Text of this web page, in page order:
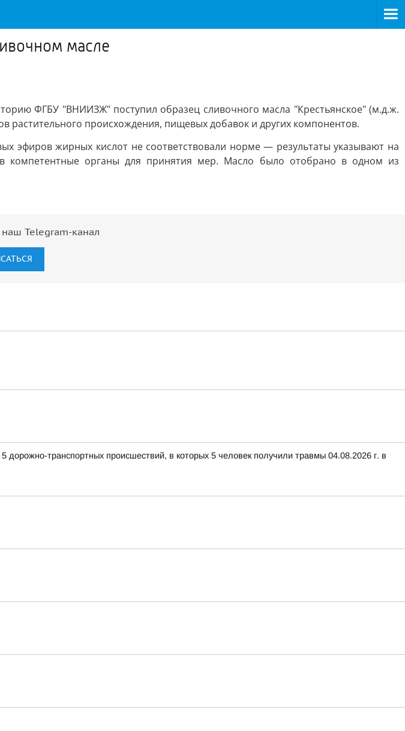
масле
ФГБУ "ВНИИЗЖ" поступил образец сливочного масла "Крестьянское" (м.д.ж.
растительного происхождения, пищевых добавок и других компонентов.
эфиров жирных кислот не соответствовали норме — результаты указывают на
органы для принятия мер. Масло было отобрано в одном из
Telegram-канал
дорожно-транспортных происшествий, в которых 5 человек получили травмы 04.08.2026 г. в